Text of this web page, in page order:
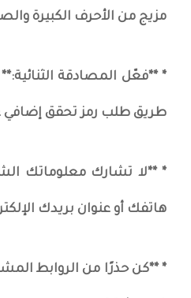
مزيج من الأحرف الكبيرة
* **فعّل المصادقة
طريق طلب رمز تحقق إضافي
* **لا تشارك معلوماتك
هاتفك أو عنوان بريدك
* **كن حذرًا من الروابط